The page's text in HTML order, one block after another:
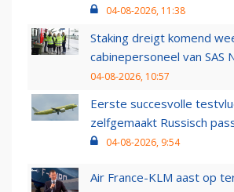
04-08-2026, 11:38
Staking dreigt komend
cabinepersoneel van SAS
04-08-2026, 10:57
Eerste succesvolle
zelfgemaakt Russisch
04-08-2026, 9:54
Air France-KLM aast op